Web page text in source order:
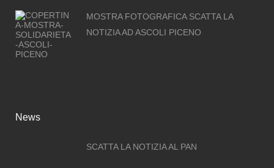
MOSTRA FOTOGRAFICA SCATTA LA
NOTIZIA AD ASCOLI PICENO
News
SCATTA LA NOTIZIA AL PAN